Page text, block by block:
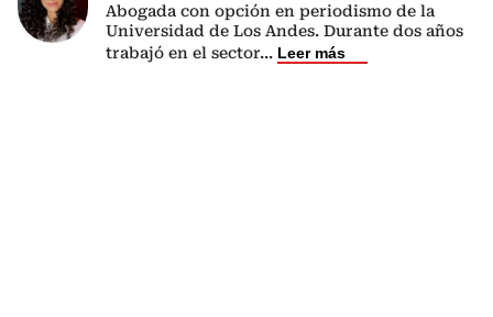
Abogada con opción en periodismo de la
Universidad de Los Andes. Durante dos años
trabajó en el sector... Leer más